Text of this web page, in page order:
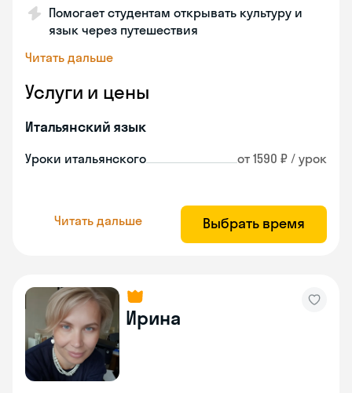
Помогает студентам открывать культуру и
язык через путешествия
Читать дальше
Услуги и цены
Итальянский язык
Уроки итальянского от 1590 ₽ / урок
Читать дальше Выбрать время
Ирина